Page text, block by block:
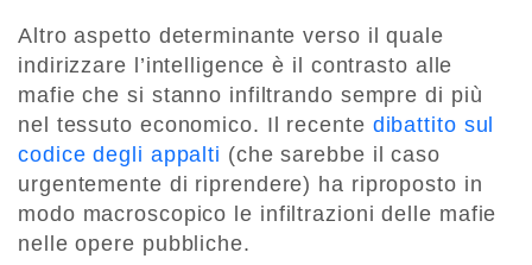
Altro aspetto determinante verso il quale
indirizzare l’intelligence è il contrasto alle
mafie che si stanno infiltrando sempre di più
nel tessuto economico. Il recente dibattito sul
codice degli appalti (che sarebbe il caso
urgentemente di riprendere) ha riproposto in
modo macroscopico le infiltrazioni delle mafie
nelle opere pubbliche.